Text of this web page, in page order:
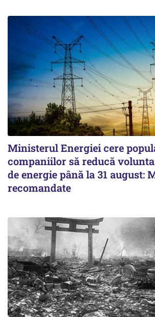
Ministerul Energiei cere
companiilor să reducă
de energie până la 31 august:
recomandate